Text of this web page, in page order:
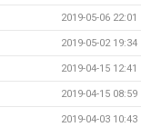
2019-05-06 22:01
2019-05-02 19:34
2019-04-15 12:41
2019-04-15 08:59
2019-04-03 10:43